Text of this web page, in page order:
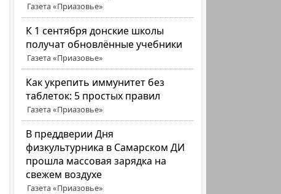
Газета «Приазовье»
К 1 сентября донские школы
получат обновлённые учебники
Газета «Приазовье»
Как укрепить иммунитет без
таблеток: 5 простых правил
Газета «Приазовье»
В преддверии Дня
физкультурника в Самарском ДИ
прошла массовая зарядка на
свежем воздухе
Газета «Приазовье»